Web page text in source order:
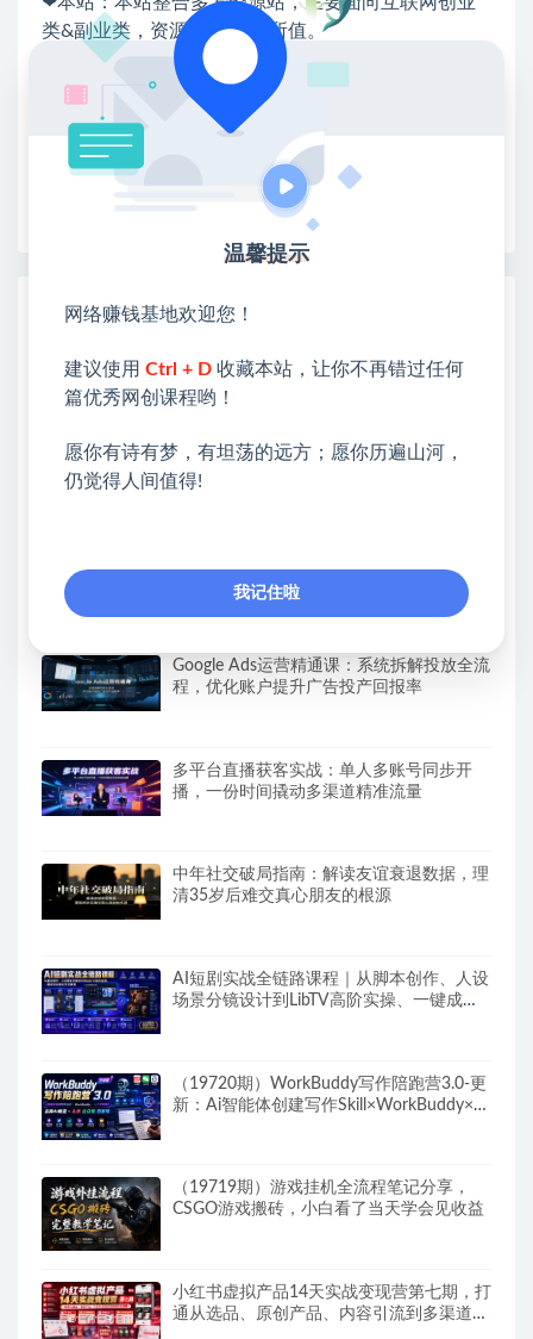
类&副业类，资源丰富 物超所值。
❤能助您：找项目 + 低成本创业 + 减少信息差 + 见识
各种项目 + 提升网创认知。
❤本站为众多团队提供了重要价值，也为众多创业者
开启网络之门，广受好评！
❤如果您也依存于互联网，欢迎加入本站会员，将尽
早为您提供丰盛价值。祝您前程似锦！
热门课程展示
3步直接出片，无线画布工作流，操作简单
好上手
太香了！这款千问视频/图片去水印神器，
一键搞定烦人水印，本地完全免费，浏览器
的长期副业，月收益轻松10000+
Google Ads运营精通课：系统拆解投放全流
程，优化账户提升广告投产回报率
多平台直播获客实战：单人多账号同步开
播，一份时间撬动多渠道精准流量
中年社交破局指南：解读友谊衰退数据，理
清35岁后难交真心朋友的根源
AI短剧实战全链路课程｜从脚本创作、人设
场景分镜设计到LibTV高阶实操、一键成片
（19720期）WorkBuddy写作陪跑营3.0-更
新：Ai智能体创建写作Skill×WorkBuddy×人
（19719期）游戏挂机全流程笔记分享，
CSGO游戏搬砖，小白看了当天学会见收益
小红书虚拟产品14天实战变现营第七期，打
通从选品、原创产品、内容引流到多渠道成
温馨提示
网络赚钱基地欢迎您！
建议使用 Ctrl + D 收藏本站，让你不再错过任何
篇优秀网创课程哟！
愿你有诗有梦，有坦荡的远方；愿你历遍山河，
仍觉得人间值得!
我记住啦